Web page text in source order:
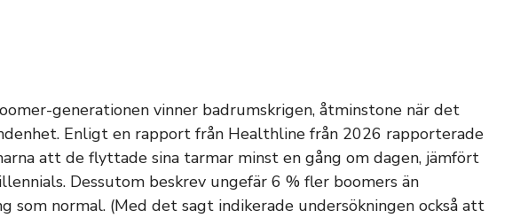
generationen vinner badrumskrigen, åtminstone när det
Enligt en rapport från Healthline från 2026 rapporterade
att de flyttade sina tarmar minst en gång om dagen, jämfört
Dessutom beskrev ungefär 6 % fler boomers än
som normal. (Med det sagt indikerade undersökningen också att